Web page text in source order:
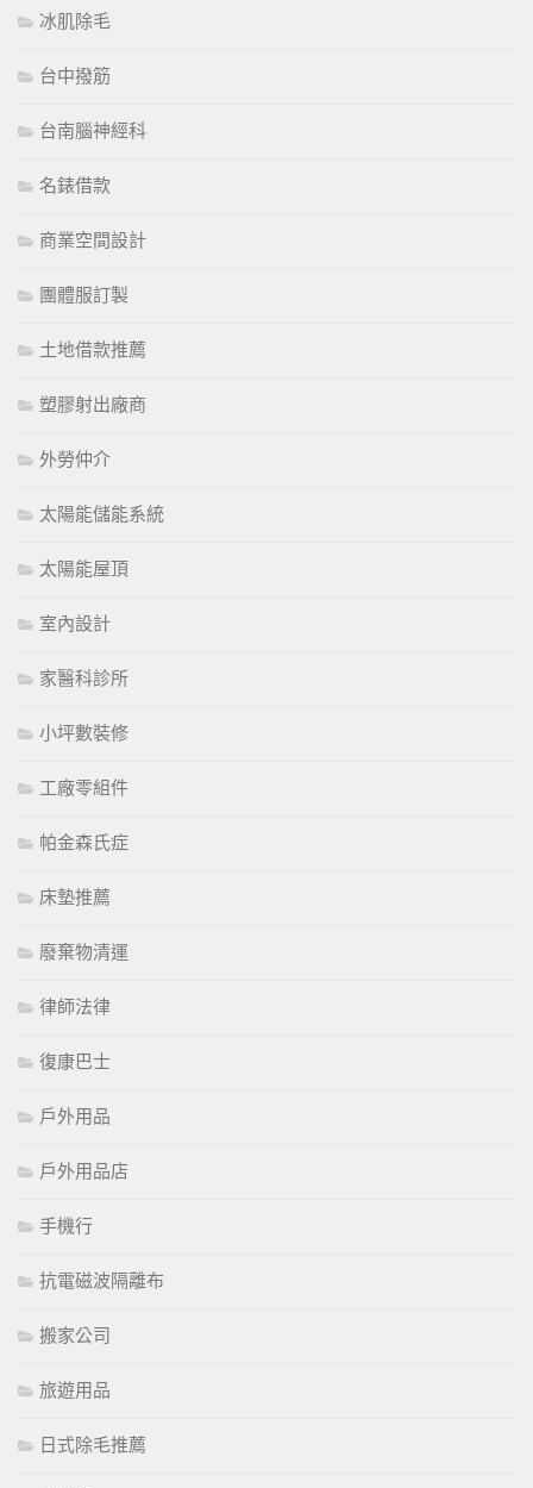
冰肌除毛
台中撥筋
台南腦神經科
名錶借款
商業空間設計
團體服訂製
土地借款推薦
塑膠射出廠商
外勞仲介
太陽能儲能系統
太陽能屋頂
室內設計
家醫科診所
小坪數裝修
工廠零組件
帕金森氏症
床墊推薦
廢棄物清運
律師法律
復康巴士
戶外用品
戶外用品店
手機行
抗電磁波隔離布
搬家公司
旅遊用品
日式除毛推薦